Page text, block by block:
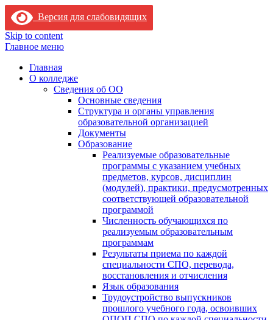
Версия для слабовидящих
Skip to content
Главное меню
Главная
О колледже
Сведения об ОО
Основные сведения
Структура и органы управления
образовательной организацией
Документы
Образование
Реализуемые образовательные
программы с указанием учебных
предметов, курсов, дисциплин
(модулей), практики, предусмотренных
соответствующей образовательной
программой
Численность обучающихся по
реализуемым образовательным
программам
Результаты приема по каждой
специальности СПО, перевода,
восстановления и отчисления
Язык образования
Трудоустройство выпускников
прошлого учебного года, освоивших